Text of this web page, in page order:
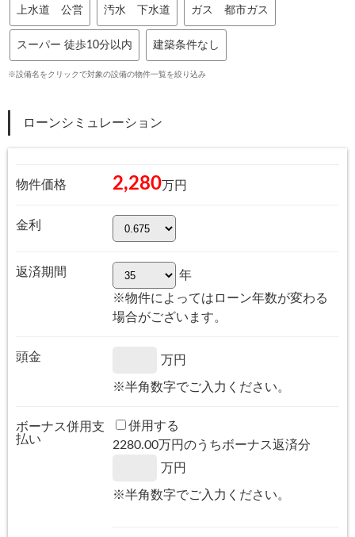
上水道 公営 汚水 下水道 ガス 都市ガス
スーパー 徒歩10分以内 建築条件なし
※設備名をクリックで対象の設備の物件一覧を絞り込み
ローンシミュレーション
物件価格 2,280万円
金利
返済期間
年
※物件によってはローン年数が変わる
場合がございます。
頭金 万円
※半角数字でご入力ください。
ボーナス併用支
払い
併用する
2280.00万円のうちボーナス返済分
万円
※半角数字でご入力ください。